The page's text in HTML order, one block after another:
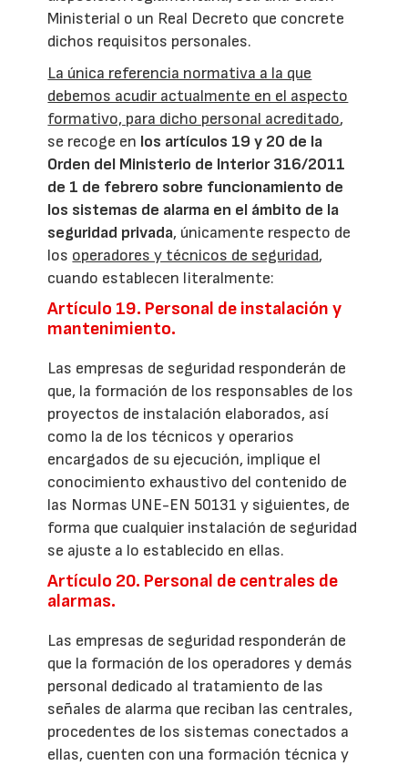
Ministerial o un Real Decreto que concrete
dichos requisitos personales.
La única referencia normativa a la que
debemos acudir actualmente en el aspecto
formativo, para dicho personal acreditado,
se recoge en los artículos 19 y 20 de la
Orden del Ministerio de Interior 316/2011
de 1 de febrero sobre funcionamiento de
los sistemas de alarma en el ámbito de la
seguridad privada, únicamente respecto de
los operadores y técnicos de seguridad,
cuando establecen literalmente:
Artículo 19. Personal de instalación y
mantenimiento.
Las empresas de seguridad responderán de
que, la formación de los responsables de los
proyectos de instalación elaborados, así
como la de los técnicos y operarios
encargados de su ejecución, implique el
conocimiento exhaustivo del contenido de
las Normas UNE-EN 50131 y siguientes, de
forma que cualquier instalación de seguridad
se ajuste a lo establecido en ellas.
Artículo 20. Personal de centrales de
alarmas.
Las empresas de seguridad responderán de
que la formación de los operadores y demás
personal dedicado al tratamiento de las
señales de alarma que reciban las centrales,
procedentes de los sistemas conectados a
ellas, cuenten con una formación técnica y